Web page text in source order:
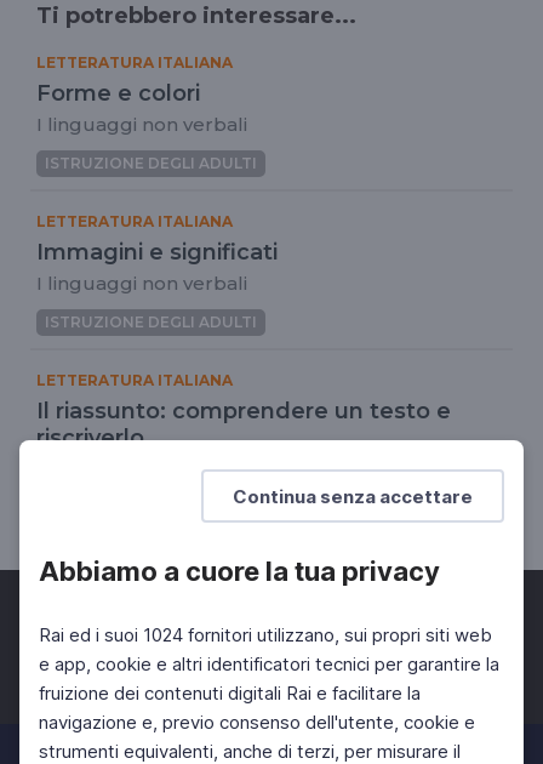
Continua senza accettare
Abbiamo a cuore la tua privacy
Rai ed i suoi 1024 fornitori utilizzano, sui propri siti web
e app, cookie e altri identificatori tecnici per garantire la
fruizione dei contenuti digitali Rai e facilitare la
navigazione e, previo consenso dell'utente, cookie e
strumenti equivalenti, anche di terzi, per misurare il
Ti potrebbero interessare...
LETTERATURA ITALIANA
Forme e colori
I linguaggi non verbali
ISTRUZIONE DEGLI ADULTI
LETTERATURA ITALIANA
Immagini e significati
I linguaggi non verbali
ISTRUZIONE DEGLI ADULTI
LETTERATURA ITALIANA
Il riassunto: comprendere un testo e
riscriverlo
Scrivere per comprendere e per comunicare
SCUOLA SECONDARIA 1° ISTRUZIONE DEGLI ADULTI
Facebook Twitter Instagram